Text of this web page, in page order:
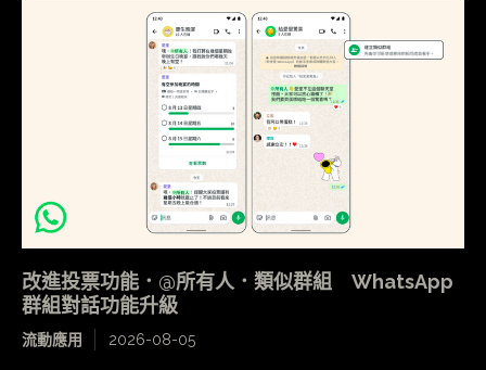
改進投票功能．@所有人．類似群組 WhatsApp
群組對話功能升級
流動應用 2026-08-05